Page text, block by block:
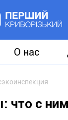
О нас
что с